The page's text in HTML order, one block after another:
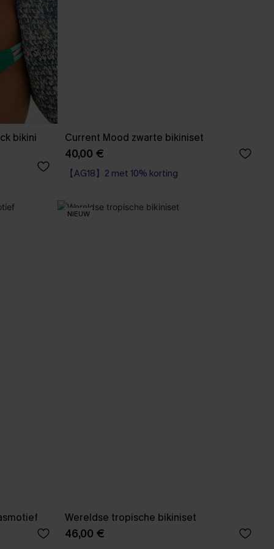
bikini
Current Mood zwarte bikiniset
40,00 €
【AG18】2 met 10% korting
NIEUW
Wereldse tropische bikiniset
46,00 €